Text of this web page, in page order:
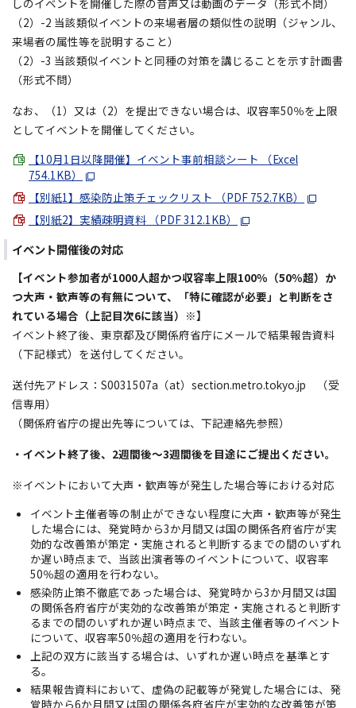
しのイベントを開催した際の音声又は動画のデータ（形式不問）
（2）-2 当該類似イベントの来場者層の類似性の説明（ジャンル、
来場者の属性等を説明すること）
（2）-3 当該類似イベントと同種の対策を講じることを示す計画書
（形式不問）
なお、（1）又は（2）を提出できない場合は、収容率50％を上限
としてイベントを開催してください。
【10月1日以降開催】イベント事前相談シート （Excel
754.1KB）
【別紙1】感染防止策チェックリスト （PDF 752.7KB）
【別紙2】実績疎明資料 （PDF 312.1KB）
イベント開催後の対応
【イベント参加者が1000人超かつ収容率上限100％（50％超）か
つ大声・歓声等の有無について、「特に確認が必要」と判断をさ
れている場合（上記目次6に該当）※】
イベント終了後、東京都及び関係府省庁にメールで結果報告資料
（下記様式）を送付してください。
送付先アドレス：S0031507a（at）section.metro.tokyo.jp （受
信専用）
（関係府省庁の提出先等については、下記連絡先参照）
・イベント終了後、2週間後～3週間後を目途にご提出ください。
※イベントにおいて大声・歓声等が発生した場合等における対応
イベント主催者等の制止ができない程度に大声・歓声等が発生
した場合には、発覚時から3か月間又は国の関係各府省庁が実
効的な改善策が策定・実施されると判断するまでの間のいずれ
か遅い時点まで、当該出演者等のイベントについて、収容率
50％超の適用を行わない。
感染防止策不徹底であった場合は、発覚時から3か月間又は国
の関係各府省庁が実効的な改善策が策定・実施されると判断す
るまでの間のいずれか遅い時点まで、当該主催者等のイベント
について、収容率50％超の適用を行わない。
上記の双方に該当する場合は、いずれか遅い時点を基準とす
る。
結果報告資料において、虚偽の記載等が発覚した場合には、発
覚時から6か月間又は国の関係各府省庁が実効的な改善策が策